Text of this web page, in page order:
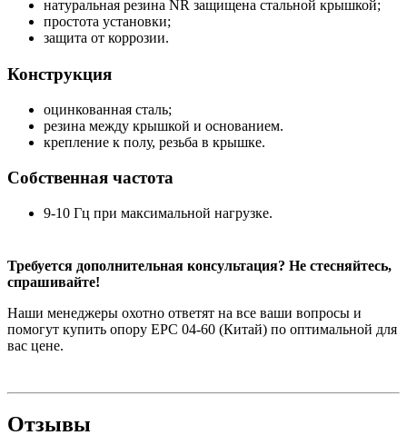
натуральная резина NR защищена стальной крышкой;
простота установки;
защита от коррозии.
Конструкция
оцинкованная сталь;
резина между крышкой и основанием.
крепление к полу, резьба в крышке.
Собственная частота
9-10 Гц при максимальной нагрузке.
Требуется дополнительная консультация? Не стесняйтесь,
спрашивайте!
Наши менеджеры охотно ответят на все ваши вопросы и
помогут купить опору EPC 04-60 (Китай) по оптимальной для
вас цене.
Отзывы